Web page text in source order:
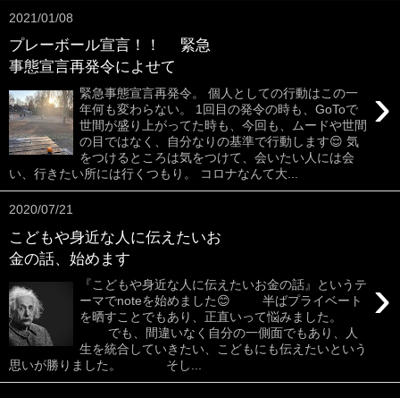
2021/01/08
プレーボール宣言！！ 緊急
事態宣言再発令によせて
›
緊急事態宣言再発令。 個人としての行動はこの一
年何も変わらない。 1回目の発令の時も、GoToで
世間が盛り上がってた時も、今回も、ムードや世間
の目ではなく、自分なりの基準で行動します😌 気
をつけるところは気をつけて、会いたい人には会
い、行きたい所には行くつもり。 コロナなんて大...
2020/07/21
こどもや身近な人に伝えたいお
金の話、始めます
›
『こどもや身近な人に伝えたいお金の話』というテ
ーマでnoteを始めました😊 半ばプライベート
を晒すことでもあり、正直いって悩みました。
でも、間違いなく自分の一側面でもあり、人
生を統合していきたい、こどもにも伝えたいという
思いが勝りました。 そし...